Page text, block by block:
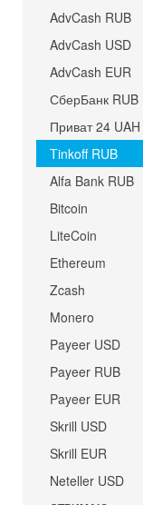
AdvCash RUB
AdvCash USD
AdvCash EUR
СберБанк RUB
Приват 24 UAH
Tinkoff RUB
Alfa Bank RUB
Bitcoin
LiteCoin
Ethereum
Zcash
Monero
Payeer USD
Payeer RUB
Payeer EUR
Skrill USD
Skrill EUR
Neteller USD